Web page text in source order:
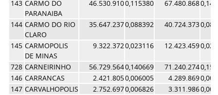
143 CARMO DO
PARANAIBA
46.530.9100,115380 67.480.868
144 CARMO DO RIO
CLARO
35.647.2370,088392 40.724.373
145 CARMOPOLIS
DE MINAS
9.322.3720,023116 12.423.459
728 CARNEIRINHO 56.729.5640,140669 71.240.274
146 CARRANCAS 2.421.8050,006005 4.289.869
147 CARVALHOPOLIS 2.752.6970,006826 3.311.986